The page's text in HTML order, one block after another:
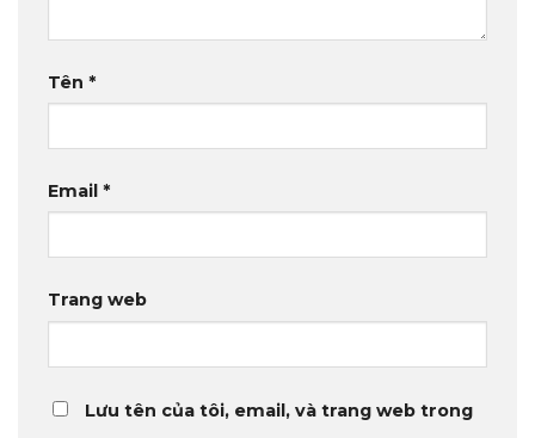
Tên *
Email *
Trang web
Lưu tên của tôi, email, và trang web trong